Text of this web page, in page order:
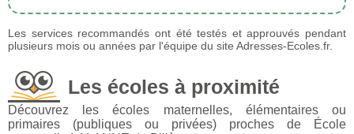
Les services recommandés ont été testés et approuvés pendant
plusieurs mois ou années par l'équipe du site Adresses-Ecoles.fr.
Les écoles à proximité
Découvrez les écoles maternelles, élémentaires ou
primaires (publiques ou privées) proches de École